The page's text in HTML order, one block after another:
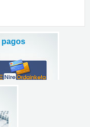
pagos